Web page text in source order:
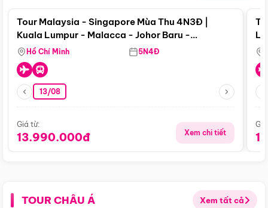
Tour Malaysia - Singapore Mùa Thu 4N3Đ |
Kuala Lumpur - Malacca - Johor Baru -
Singapore
Hồ Chí Minh 5N4Đ
13/08
Giá từ:
13.990.000đ Xem chi tiết
TOUR CHÂU Á Xem tất cả
Điểm nổi bật